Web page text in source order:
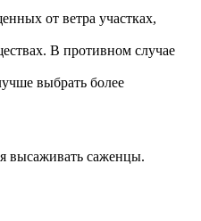
от ветра участках,
В противном случае
выбрать более
высаживать саженцы.